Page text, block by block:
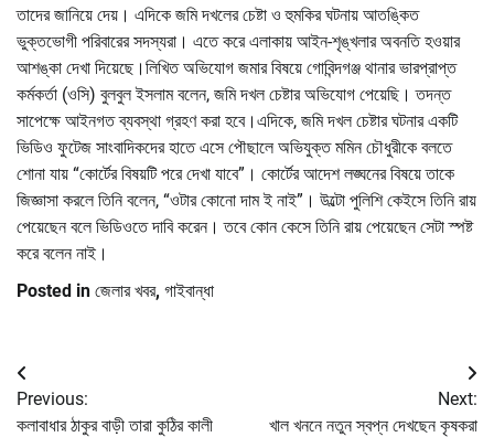
তাদের জানিয়ে দেয়। এদিকে জমি দখলের চেষ্টা ও হুমকির ঘটনায় আতঙ্কিত
ভুক্তভোগী পরিবারের সদস্যরা। এতে করে এলাকায় আইন-শৃঙ্খলার অবনতি হওয়ার
আশঙ্কা দেখা দিয়েছে।লিখিত অভিযোগ জমার বিষয়ে গোবিন্দগঞ্জ থানার ভারপ্রাপ্ত
কর্মকর্তা (ওসি) বুলবুল ইসলাম বলেন, জমি দখল চেষ্টার অভিযোগ পেয়েছি। তদন্ত
সাপেক্ষে আইনগত ব্যবস্থা গ্রহণ করা হবে।এদিকে, জমি দখল চেষ্টার ঘটনার একটি
ভিডিও ফুটেজ সাংবাদিকদের হাতে এসে পৌছালে অভিযুক্ত মমিন চৌধুরীকে বলতে
শোনা যায় “কোর্টের বিষয়টি পরে দেখা যাবে”। কোর্টের আদেশ লঙ্ঘনের বিষয়ে তাকে
জিজ্ঞাসা করলে তিনি বলেন, “ওটার কোনো দাম ই নাই”। উল্টো পুলিশি কেইসে তিনি রায়
পেয়েছেন বলে ভিডিওতে দাবি করেন। তবে কোন কেসে তিনি রায় পেয়েছেন সেটা স্পষ্ট
করে বলেন নাই।
Posted in জেলার খবর, গাইবান্ধা
Post
navigation
Previous:
কলাবাধার ঠাকুর বাড়ী তারা কুঠির কালী
Next:
খাল খননে নতুন স্বপ্ন দেখছেন কৃষকরা